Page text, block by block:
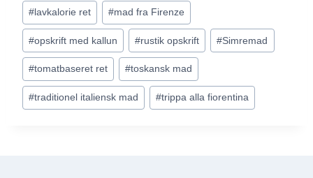
# lavkalorie ret #mad fra Firenze
#opskrift med kallun #rustik opskrift #Simremad
#tomatbaseret ret #toskansk mad
#traditionel italiensk mad #trippa alla fiorentina